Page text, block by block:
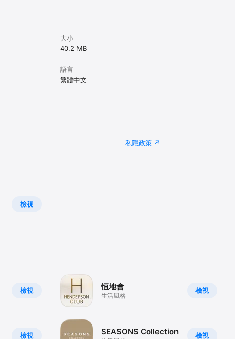
大小
40.2 MB
語言
繁體中文
私隱政策
檢視
檢視
檢視
檢視
恒地會
生活風格
檢視
SEASONS Collection